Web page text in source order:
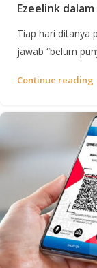
Ezeelink
Tiap hari ditanya
jawab “belum
Continue reading